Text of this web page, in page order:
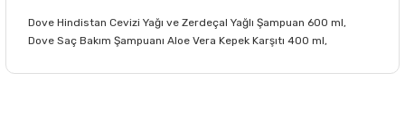
Dove Hindistan Cevizi Yağı ve Zerdeçal Yağlı Şampuan 600 ml,
Dove Saç Bakım Şampuanı Aloe Vera Kepek Karşıtı 400 ml,